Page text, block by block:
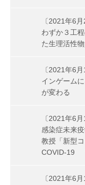
〔2021年6
わずか３工
た生理活性
〔2021年6
インゲーム
が変わる
〔2021年6
感染症未来
教授「新型
COVID-19
〔2021年6